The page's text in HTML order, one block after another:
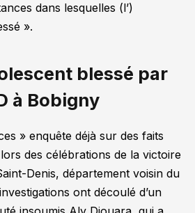
dans lesquelles (l’)
».
blessé par
à Bobigny
» enquête déjà sur des faits
des célébrations de la victoire
Denis, département voisin du
ont découlé d’un